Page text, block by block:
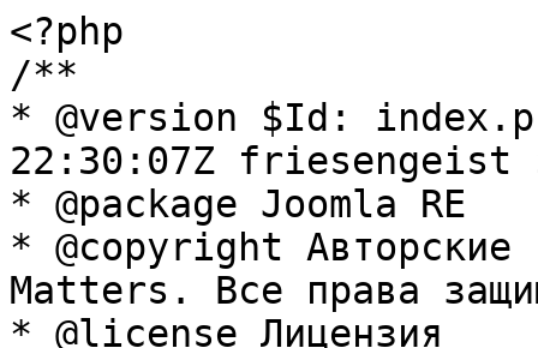
<?php
/**
* @version $Id:
22:30:07Z friesengeist
* @package Joomla RE
* @copyright Авторские
Matters. Все права
* @license Лицензия